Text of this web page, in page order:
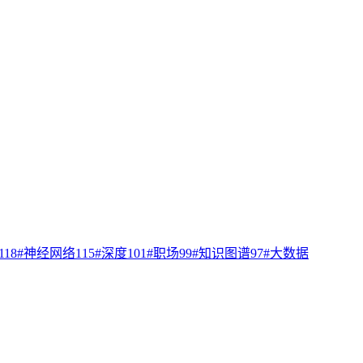
118#神经网络115#深度101#职场99#知识图谱97#大数据